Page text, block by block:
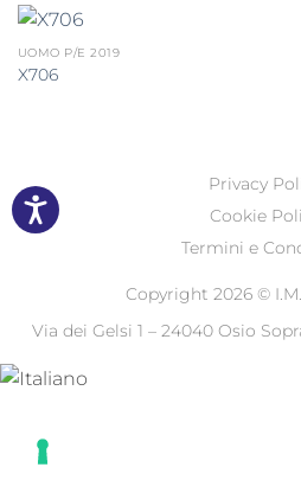
UOMO P/E 2019
X706
Privacy
Cookie
Termini e
Copyright 2026 ©
Via dei Gelsi 1 – 24040 Osio